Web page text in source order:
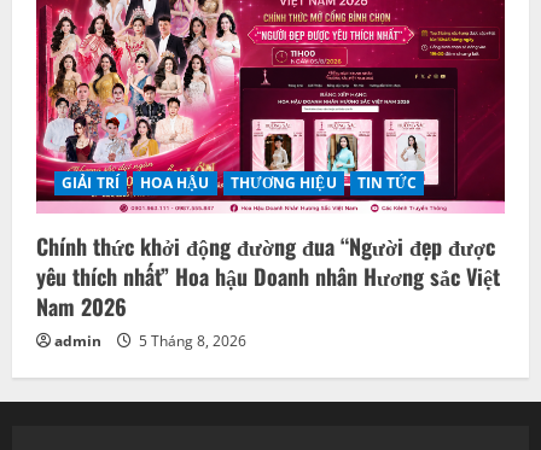
GIẢI TRÍ HOA HẬU THƯƠNG HIỆU TIN TỨC
Chính thức khởi động đường đua “Người đẹp được
yêu thích nhất” Hoa hậu Doanh nhân Hương sắc Việt
Nam 2026
admin 5 Tháng 8, 2026